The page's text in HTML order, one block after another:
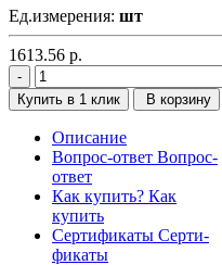
Ед.измерения: шт
1613.56 р.
Купить в 1 клик В корзину
Описание
Вопрос-ответ Вопрос-
ответ
Как купить? Как
купить
Сертификаты Серти-
фикаты